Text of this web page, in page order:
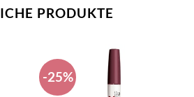
PRODUKTE
-25%